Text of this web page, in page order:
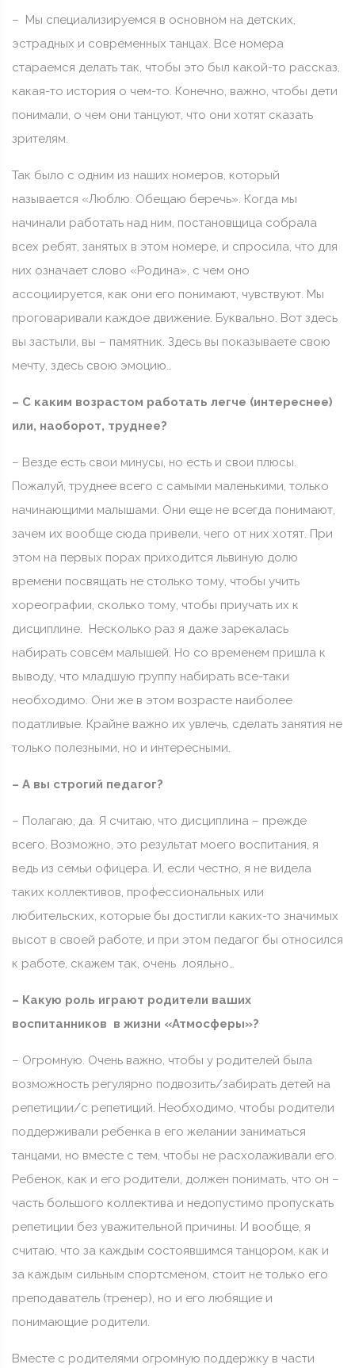
– Мы специализируемся в основном на детских,
эстрадных и современных танцах. Все номера
стараемся делать так, чтобы это был какой-то рассказ,
какая-то история о чем-то. Конечно, важно, чтобы дети
понимали, о чем они танцуют, что они хотят сказать
зрителям.
Так было с одним из наших номеров, который
называется «Люблю. Обещаю беречь». Когда мы
начинали работать над ним, постановщица собрала
всех ребят, занятых в этом номере, и спросила, что для
них означает слово «Родина», с чем оно
ассоциируется, как они его понимают, чувствуют. Мы
проговаривали каждое движение. Буквально. Вот здесь
вы застыли, вы – памятник. Здесь вы показываете свою
мечту, здесь свою эмоцию…
– С каким возрастом работать легче (интереснее)
или, наоборот, труднее?
– Везде есть свои минусы, но есть и свои плюсы.
Пожалуй, труднее всего с самыми маленькими, только
начинающими малышами. Они еще не всегда понимают,
зачем их вообще сюда привели, чего от них хотят. При
этом на первых порах приходится львиную долю
времени посвящать не столько тому, чтобы учить
хореографии, сколько тому, чтобы приучать их к
дисциплине. Несколько раз я даже зарекалась
набирать совсем малышей. Но со временем пришла к
выводу, что младшую группу набирать все-таки
необходимо. Они же в этом возрасте наиболее
податливые. Крайне важно их увлечь, сделать занятия не
только полезными, но и интересными.
– А вы строгий педагог?
– Полагаю, да. Я считаю, что дисциплина – прежде
всего. Возможно, это результат моего воспитания, я
ведь из семьи офицера. И, если честно, я не видела
таких коллективов, профессиональных или
любительских, которые бы достигли каких-то значимых
высот в своей работе, и при этом педагог бы относился
к работе, скажем так, очень лояльно…
– Какую роль играют родители ваших
воспитанников в жизни «Атмосферы»?
– Огромную. Очень важно, чтобы у родителей была
возможность регулярно подвозить/забирать детей на
репетиции/с репетиций. Необходимо, чтобы родители
поддерживали ребенка в его желании заниматься
танцами, но вместе с тем, чтобы не расхолаживали его.
Ребенок, как и его родители, должен понимать, что он –
часть большого коллектива и недопустимо пропускать
репетиции без уважительной причины. И вообще, я
считаю, что за каждым состоявшимся танцором, как и
за каждым сильным спортсменом, стоит не только его
преподаватель (тренер), но и его любящие и
понимающие родители.
Вместе с родителями огромную поддержку в части